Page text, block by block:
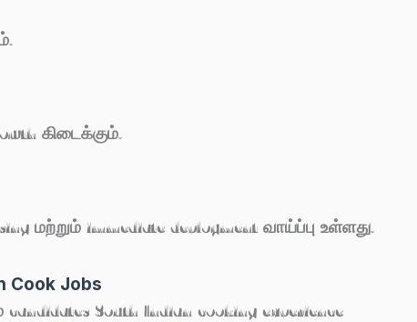
கிடைக்கும்.
மற்றும் immediate deployment வாய்ப்பு உள்ளது.
Cook Jobs
South Indian cooking experience